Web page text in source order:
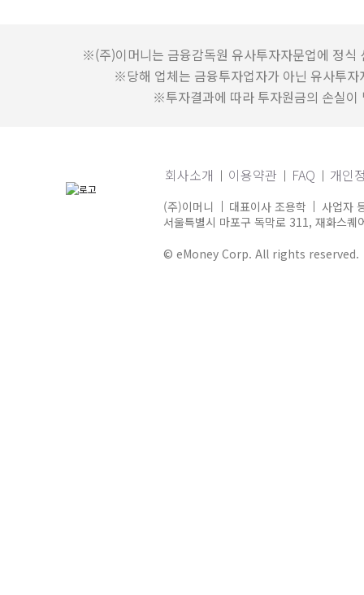
※(주)이머니는 금융감독원 유사투자자문업에 정식
※당해 업체는 금융투자업자가 아닌 유사투
※투자결과에 따라 투자원금의 손실이
회사소개 이용약관 FAQ 개인
(주)이머니 대표이사 조용학
사업자
서울특별시 마포구 독막로 311, 재화스
© eMoney Corp. All rights reserved.